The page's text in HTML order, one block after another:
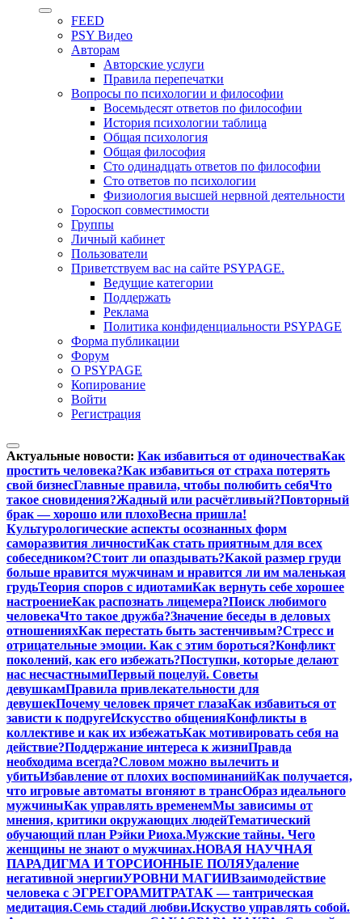
FEED
PSY Видео
Авторам
Авторские услуги
Правила перепечатки
Вопросы по психологии и философии
Восемьдесят ответов по философии
История психологии таблица
Общая психология
Общая философия
Сто одинадцать ответов по философии
Сто ответов по психологии
Физиология высшей нервной деятельности
Гороскоп совместимости
Группы
Личный кабинет
Пользователи
Приветствуем вас на сайте PSYPAGE.
Ведущие категории
Поддержать
Реклама
Политика конфиденциальности PSYPAGE
Форма публикации
Форум
О PSYPAGE
Копирование
Войти
Регистрация
Актуальные новости: Как избавиться от одиночестваКак
простить человека?Как избавиться от страха потерять
свой бизнесГлавные правила, чтобы полюбить себяЧто
такое сновидения?Жадный или расчётливый?Повторный
брак — хорошо или плохоВесна пришла!
Культурологические аспекты осознанных форм
саморазвития личностиКак стать приятным для всех
собеседником?Стоит ли опаздывать?Какой размер груди
больше нравится мужчинам и нравится ли им маленькая
грудьТеория споров с идиотамиКак вернуть себе хорошее
настроениеКак распознать лицемера?Поиск любимого
человекаЧто такое дружба?Значение беседы в деловых
отношенияхКак перестать быть застенчивым?Стресс и
отрицательные эмоции. Как с этим бороться?Конфликт
поколений, как его избежать?Поступки, которые делают
нас несчастнымиПервый поцелуй. Советы
девушкамПравила привлекательности для
девушекПочему человек прячет глазаКак избавиться от
зависти к подругеИскусство общенияКонфликты в
коллективе и как их избежатьКак мотивировать себя на
действие?Поддержание интереса к жизниПравда
необходима всегда?Словом можно вылечить и
убитьИзбавление от плохих воспоминанийКак получается,
что игровые автоматы вгоняют в трансОбраз идеального
мужчиныКак управлять временемМы зависимы от
мнения, критики окружающих людейТематический
обучающий план Рэйки Риоха.Мужские тайны. Чего
женщины не знают о мужчинах.НОВАЯ НАУЧНАЯ
ПАРАДИГМА И ТОРСИОННЫЕ ПОЛЯУдаление
негативной энергииУРОВНИ МАГИИВзаимодействие
человека с ЭГРЕГОРАМИТРАТАК — тантрическая
медитация.Семь стадий любви.Искуство управлять собой.